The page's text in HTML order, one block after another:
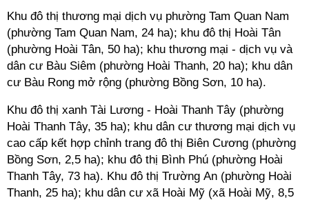
Khu đô thị thương mại dịch vụ phường Tam Quan Nam
(phường Tam Quan Nam, 24 ha); khu đô thị Hoài Tân
(phường Hoài Tân, 50 ha); khu thương mại - dịch vụ và
dân cư Bàu Siêm (phường Hoài Thanh, 20 ha); khu dân
cư Bàu Rong mở rộng (phường Bồng Sơn, 10 ha).
Khu đô thị xanh Tài Lương - Hoài Thanh Tây (phường
Hoài Thanh Tây, 35 ha); khu dân cư thương mại dịch vụ
cao cấp kết hợp chỉnh trang đô thị Biên Cương (phường
Bồng Sơn, 2,5 ha); khu đô thị Bình Phú (phường Hoài
Thanh Tây, 73 ha). Khu đô thị Trường An (phường Hoài
Thanh, 25 ha); khu dân cư xã Hoài Mỹ (xã Hoài Mỹ, 8,5